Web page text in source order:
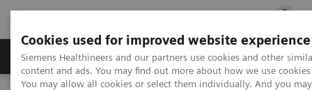
Cookies used for improved website experience
Siemens Healthineers and our partners use cookies and other
content and ads. You may find out more about how we use
You may allow all cookies or select them individually. And you
Ürün ve Hizmetler Öne Çıkanlar Sağlık